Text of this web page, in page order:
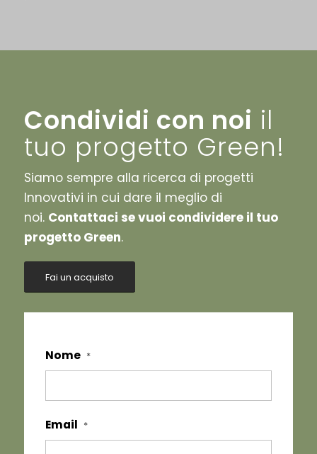
Condividi con noi il
tuo progetto Green!
Siamo sempre alla ricerca di progetti
Innovativi in cui dare il meglio di
noi. Contattaci se vuoi condividere il tuo
progetto Green.
Fai un acquisto
Nome *
Email *